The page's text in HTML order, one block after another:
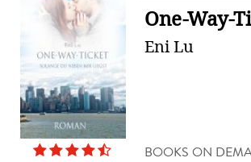
One-Way-
Eni Lu
BOOKS ON